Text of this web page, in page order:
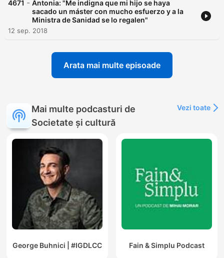
4671 - Antonia: "Me indigna que mi hijo se haya
sacado un máster con mucho esfuerzo y a la
Ministra de Sanidad se lo regalen"
12 sep. 2018
Arata mai multe episoade
Mai multe podcasturi de
Societate și cultură
Vezi toate
George Buhnici | #IGDLCC Fain & Simplu Podcast